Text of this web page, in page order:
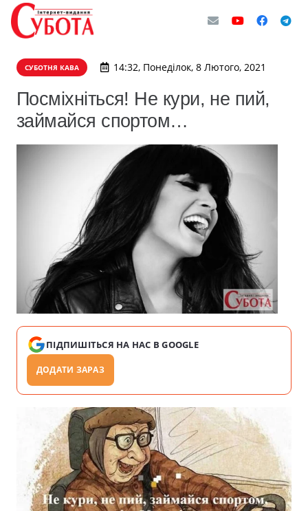
СУБОТНЯ КАВА 14:32, Понеділок, 8 Лютого, 2021
Посміхніться! Не кури, не пий,
займайся спортом…
ПІДПИШІТЬСЯ НА НАС В GOOGLE
ДОДАТИ ЗАРАЗ